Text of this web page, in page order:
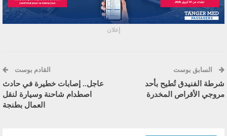
إعلان
السابق بوست
شرطة الفنيدق تُطيح بأحد
مروجي الأقراص المخدرة
القادم بوست
عاجل.. إصابات خطيرة في حادث
اصطدام شاحنة وسيارة لنقل
العمال بطنجة